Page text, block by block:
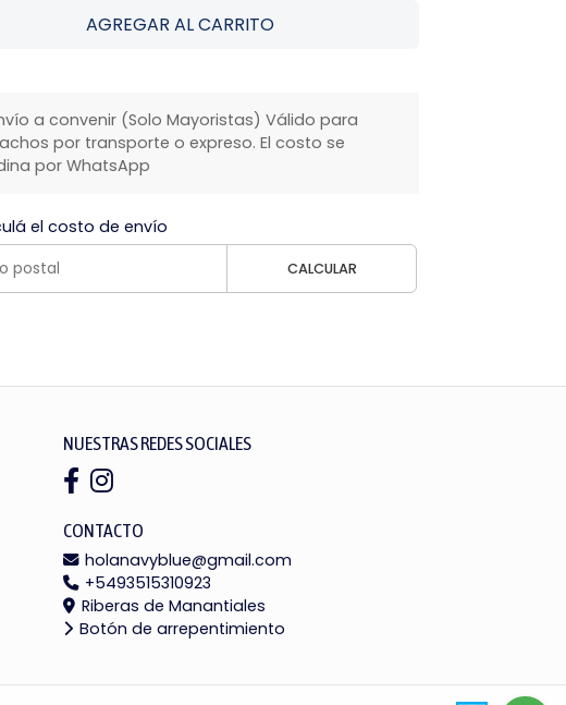
AGREGAR AL CARRITO
a convenir (Solo Mayoristas) Válido para
por transporte o expreso. El costo se
por WhatsApp
el costo de envío
CALCULAR
NUESTRAS REDES SOCIALES
CONTACTO
holanavyblue@gmail.com
+5493515310923
Riberas de Manantiales
Botón de arrepentimiento